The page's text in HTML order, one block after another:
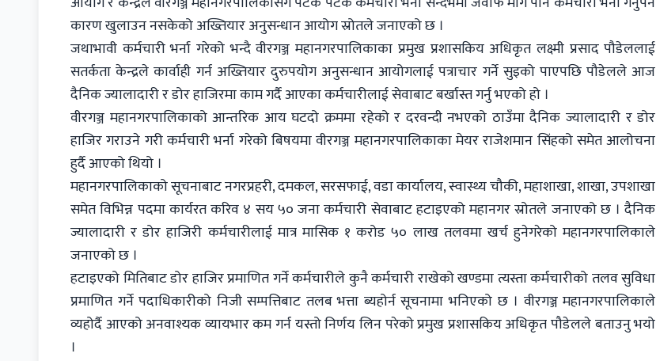
कारण खुलाउन नसकेको अख्तियार अनुसन्धान आयोग स्रोतले जनाएको छ ।
जथाभावी कर्मचारी भर्ना गरेको भन्दै वीरगञ्ज महानगरपालिकाका प्रमुख प्रशासकिय अधिकृत लक्ष्मी प्रसाद पौडेललाई
सतर्कता केन्द्रले कार्वाही गर्न अख्तियार दुरुपयोग अनुसन्धान आयोगलाई पत्राचार गर्ने सुइको पाएपछि पौडेलले आज
दैनिक ज्यालादारी र डोर हाजिरमा काम गर्दै आएका कर्मचारीलाई सेवाबाट बर्खास्त गर्नु भएको हो ।
वीरगञ्ज महानगरपालिकाको आन्तरिक आय घटदो क्रममा रहेको र दरवन्दी नभएको ठाउँमा दैनिक ज्यालादारी र डोर
हाजिर गराउने गरी कर्मचारी भर्ना गरेको बिषयमा वीरगञ्ज महानगरपालिकाका मेयर राजेशमान सिंहको समेत आलोचना
हुर्दै आएको थियो ।
महानगरपालिकाको सूचनाबाट नगरप्रहरी, दमकल, सरसफाई, वडा कार्यालय, स्वास्थ्य चौकी, महाशाखा, शाखा, उपशाखा
समेत विभिन्न पदमा कार्यरत करिव ४ सय ५० जना कर्मचारी सेवाबाट हटाइएको महानगर स्रोतले जनाएको छ । दैनिक
ज्यालादारी र डोर हाजिरी कर्मचारीलाई मात्र मासिक १ करोड ५० लाख तलवमा खर्च हुनेगरेको महानगरपालिकाले
जनाएको छ ।
हटाइएको मितिबाट डोर हाजिर प्रमाणित गर्ने कर्मचारीले कुनै कर्मचारी राखेको खण्डमा त्यस्ता कर्मचारीको तलव सुविधा
प्रमाणित गर्ने पदाधिकारीको निजी सम्पत्तिबाट तलब भत्ता ब्यहोर्न सूचनामा भनिएको छ । वीरगञ्ज महानगरपालिकाले
व्यहोर्दै आएको अनवाश्यक व्यायभार कम गर्न यस्तो निर्णय लिन परेको प्रमुख प्रशासकिय अधिकृत पौडेलले बताउनु भयो
।